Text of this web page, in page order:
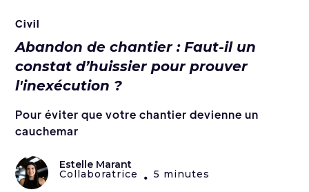
Civil
Abandon de chantier : Faut-il un
constat d’huissier pour prouver
l'inexécution ?
Pour éviter que votre chantier devienne un
cauchemar
Estelle Marant
Collaboratrice • 5 minutes